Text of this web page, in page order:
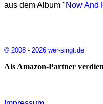
aus dem Album "Now And
© 2008 - 2026 wer-singt.de
Als Amazon-Partner